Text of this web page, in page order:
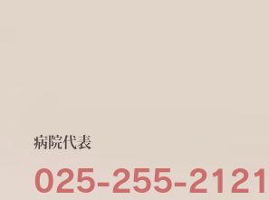
病院代表
025-255-2121